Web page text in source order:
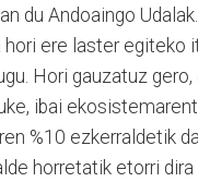
du Andoaingo
hori ere laster egiteko
Hori gauzatuz
ibai
%10 ezkerraldetik
horretatik etorri